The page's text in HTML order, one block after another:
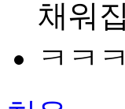
채워
ㅋㅋㅋ